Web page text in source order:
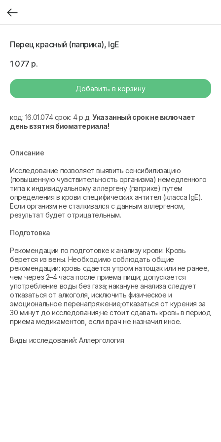
Перец красный (паприка), IgE
1 077 р.
Добавить в корзину
код: 16.01.074 срок: 4 р.д.Указанный срок не включает
день взятия биоматериала!
Описание
Исследование позволяет выявить сенсибилизацию
(повышенную чувствительность организма) немедленного
типа к индивидуальному аллергену (паприке) путем
определения в крови специфических антител (класса IgE).
Если организм не сталкивался с данным аллергеном,
результат будет отрицательным.
Подготовка
Рекомендации по подготовке к анализу крови: Кровь
берется из вены. Необходимо соблюдать общие
рекомендации: кровь сдается утром натощак или не ранее,
чем через 2–4 часа после приема пищи; допускается
употребление воды без газа; накануне анализа следует
отказаться от алкоголя, исключить физическое и
эмоциональное перенапряжение;отказаться от курения за
30 минут до исследования;не стоит сдавать кровь в период
приема медикаментов, если врач не назначил иное.
Виды исследований: Аллергология